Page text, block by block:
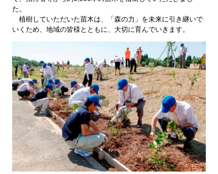
た。
植樹していただいた苗木は、「森の力」を未来に引き継いで
いくため、地域の皆様とともに、大切に育んでいきます。